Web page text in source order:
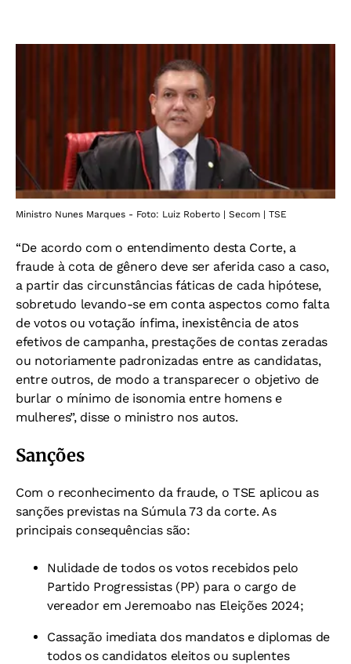
Ministro Nunes Marques - Foto: Luiz Roberto | Secom | TSE
“De acordo com o entendimento desta Corte, a
fraude à cota de gênero deve ser aferida caso a caso,
a partir das circunstâncias fáticas de cada hipótese,
sobretudo levando-se em conta aspectos como falta
de votos ou votação ínfima, inexistência de atos
efetivos de campanha, prestações de contas zeradas
ou notoriamente padronizadas entre as candidatas,
entre outros, de modo a transparecer o objetivo de
burlar o mínimo de isonomia entre homens e
mulheres”, disse o ministro nos autos.
Sanções
Com o reconhecimento da fraude, o TSE aplicou as
sanções previstas na Súmula 73 da corte. As
principais consequências são:
Nulidade de todos os votos recebidos pelo
Partido Progressistas (PP) para o cargo de
vereador em Jeremoabo nas Eleições 2024;
Cassação imediata dos mandatos e diplomas de
todos os candidatos eleitos ou suplentes